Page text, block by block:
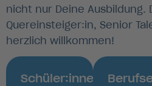
nicht nur Deine Ausbildung.
Quereinsteiger:in, Senior
herzlich willkommen!
Schüler:innen